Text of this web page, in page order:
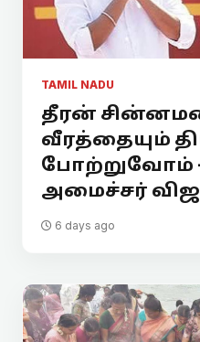
TAMIL NADU
தீரன்
வீரத்தையும்
போற்றுவோம் -
அமைச்சர்
6 days ago